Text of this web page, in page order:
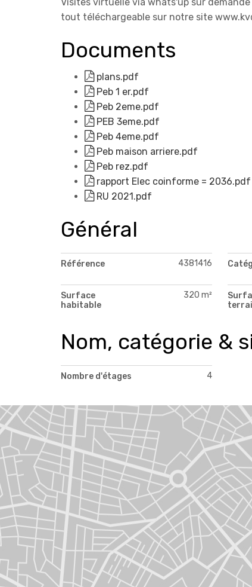
tout téléchargeable sur notre site
Documents
plans.pdf
Peb 1 er.pdf
Peb 2eme.pdf
PEB 3eme.pdf
Peb 4eme.pdf
Peb maison arriere.pdf
Peb rez.pdf
rapport Elec coinforme = 2036.pdf
RU 2021.pdf
Général
Référence 4381416
Surface
habitable
320 m²
Nom, catégorie &
Nombre d'étages 4